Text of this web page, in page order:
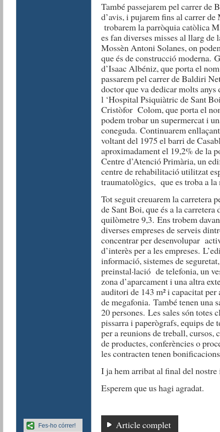
També passejarem pel carrer de
d’avis, i pujarem fins al carrer de
trobarem la parròquia catòlica
es fan diverses misses al llarg
Mossèn Antoni Solanes, on
que és de construcció moderna.
d’Isaac Albéniz, que porta el
passarem pel carrer de Baldiri
doctor que va dedicar molts anys
l ‘Hospital Psiquiàtric de Sant
Cristòfor Colom, que porta el
podem trobar un supermercat i
coneguda. Continuarem
voltant del 1975 el barri de
aproximadament el 19,2% de la
Centre d’Atenció Primària, un
centre de rehabilitació utilitzat
traumatològics, que es troba a la
Tot seguit creuarem la carretera
de Sant Boi, que és a la
quilòmetre 9,3. Ens trobem
diverses empreses de serveis
concentrar per desenvolupar
d’interès per a les empreses.
informació, sistemes de
preinstal·lació de telefonia, un
zona d’aparcament i una altra
auditori de 143 m² i capacitat per
de megafonia. També tenen una
20 persones. Les sales són totes
pissarra i paperògrafs, equips
per a reunions de treball, cursos,
de productes, conferències o
les contracten tenen
I ja hem arribat al final del
Esperem que us hagi agradat.
Article complet
Fes-ho córrer!